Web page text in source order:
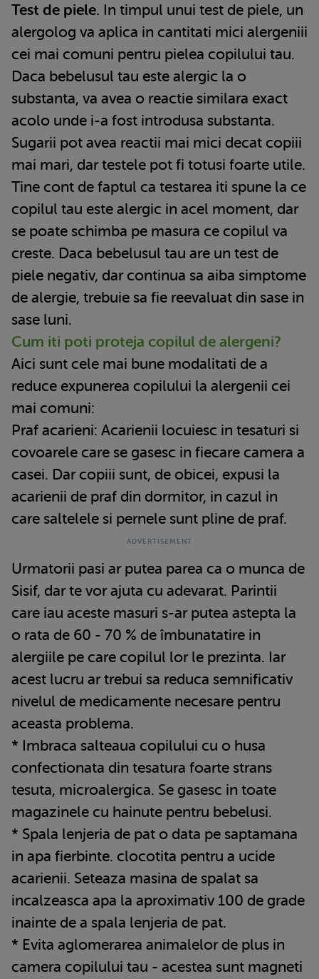
Test de piele. In timpul unui test de piele, un
alergolog va aplica in cantitati mici alergeniii
cei mai comuni pentru pielea copilului tau.
Daca bebelusul tau este alergic la o
substanta, va avea o reactie similara exact
acolo unde i-a fost introdusa substanta.
Sugarii pot avea reactii mai mici decat copiii
mai mari, dar testele pot fi totusi foarte utile.
Tine cont de faptul ca testarea iti spune la ce
copilul tau este alergic in acel moment, dar
se poate schimba pe masura ce copilul va
creste. Daca bebelusul tau are un test de
piele negativ, dar continua sa aiba simptome
de alergie, trebuie sa fie reevaluat din sase in
sase luni.
Cum iti poti proteja copilul de alergeni?
Aici sunt cele mai bune modalitati de a
reduce expunerea copilului la alergenii cei
mai comuni:
Praf acarieni: Acarienii locuiesc in tesaturi si
covoarele care se gasesc in fiecare camera a
casei. Dar copiii sunt, de obicei, expusi la
acarienii de praf din dormitor, in cazul in
care saltelele si pernele sunt pline de praf.
Urmatorii pasi ar putea parea ca o munca de
Sisif, dar te vor ajuta cu adevarat. Parintii
care iau aceste masuri s-ar putea astepta la
o rata de 60 - 70 % de îmbunatatire in
alergiile pe care copilul lor le prezinta. Iar
acest lucru ar trebui sa reduca semnificativ
nivelul de medicamente necesare pentru
aceasta problema.
* Imbraca salteaua copilului cu o husa
confectionata din tesatura foarte strans
tesuta, microalergica. Se gasesc in toate
magazinele cu hainute pentru bebelusi.
* Spala lenjeria de pat o data pe saptamana
in apa fierbinte. clocotita pentru a ucide
acarienii. Seteaza masina de spalat sa
incalzeasca apa la aproximativ 100 de grade
inainte de a spala lenjeria de pat.
* Evita aglomerarea animalelor de plus in
camera copilului tau - acestea sunt magneti